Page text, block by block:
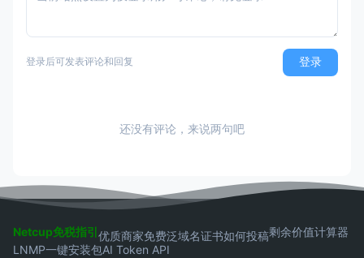
登录后可发表评论和回复 登录
还没有评论，来说两句吧
Netcup免税指引优质商家免费泛域名证书如何投稿剩余价值计算器
LNMP一键安装包AI Token API